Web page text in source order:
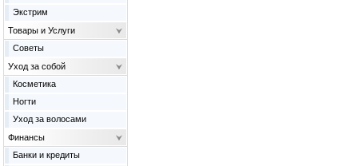
Экстрим
Товары и Услуги
Советы
Уход за собой
Косметика
Ногти
Уход за волосами
Финансы
Банки и кредиты